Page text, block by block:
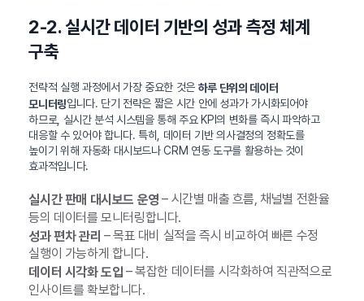
2-2. 실시간 데이터 기반의 성과 측정 체계
구축
전략적 실행 과정에서 가장 중요한 것은 하루 단위의 데이터
모니터링입니다. 단기 전략은 짧은 시간 안에 성과가 가시화되어야
하므로, 실시간 분석 시스템을 통해 주요 KPI의 변화를 즉시 파악하고
대응할 수 있어야 합니다. 특히, 데이터 기반 의사결정의 정확도를
높이기 위해 자동화 대시보드나 CRM 연동 도구를 활용하는 것이
효과적입니다.
실시간 판매 대시보드 운영 – 시간별 매출 흐름, 채널별 전환율
등의 데이터를 모니터링합니다.
성과 편차 관리 – 목표 대비 실적을 즉시 비교하여 빠른 수정
실행이 가능하게 합니다.
데이터 시각화 도입 – 복잡한 데이터를 시각화하여 직관적으로
인사이트를 확보합니다.